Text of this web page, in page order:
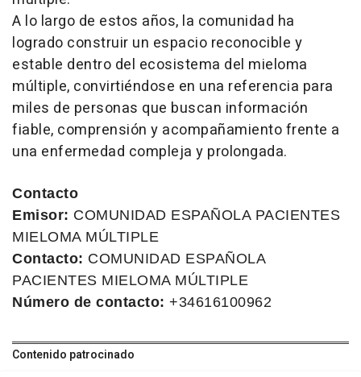
A lo largo de estos años, la comunidad ha
logrado construir un espacio reconocible y
estable dentro del ecosistema del mieloma
múltiple, convirtiéndose en una referencia para
miles de personas que buscan información
fiable, comprensión y acompañamiento frente a
una enfermedad compleja y prolongada.
Contacto
Emisor: COMUNIDAD ESPAÑOLA PACIENTES
MIELOMA MÚLTIPLE
Contacto: COMUNIDAD ESPAÑOLA
PACIENTES MIELOMA MÚLTIPLE
Número de contacto: +34616100962
Contenido patrocinado